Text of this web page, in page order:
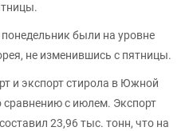
были на уровне
не изменившись с пятницы.
и экспорт стирола в Южной
сравнению с июлем. Экспорт
23,96 тыс. тонн, что на